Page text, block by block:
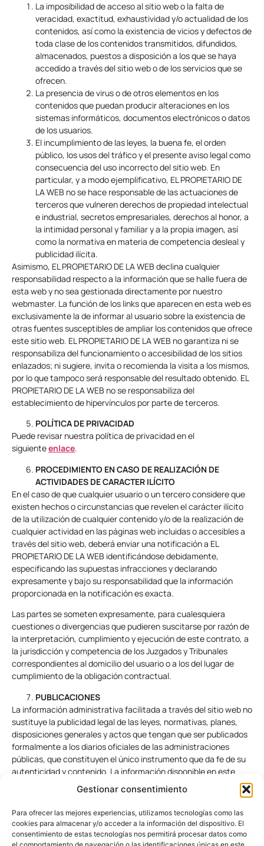
Gestionar consentimiento
Para ofrecer las mejores experiencias, utilizamos tecnologías como las
cookies para almacenar y/o acceder a la información del dispositivo. El
consentimiento de estas tecnologías nos permitirá procesar datos como
La imposibilidad de acceso al sitio web o la falta de
veracidad, exactitud, exhaustividad y/o actualidad de los
contenidos, así como la existencia de vicios y defectos de
toda clase de los contenidos transmitidos, difundidos,
almacenados, puestos a disposición a los que se haya
accedido a través del sitio web o de los servicios que se
ofrecen.
La presencia de virus o de otros elementos en los
contenidos que puedan producir alteraciones en los
sistemas informáticos, documentos electrónicos o datos
de los usuarios.
El incumplimiento de las leyes, la buena fe, el orden
público, los usos del tráfico y el presente aviso legal como
consecuencia del uso incorrecto del sitio web. En
particular, y a modo ejemplificativo, EL PROPIETARIO DE
LA WEB no se hace responsable de las actuaciones de
terceros que vulneren derechos de propiedad intelectual
e industrial, secretos empresariales, derechos al honor, a
la intimidad personal y familiar y a la propia imagen, así
como la normativa en materia de competencia desleal y
publicidad ilícita.
Asimismo, EL PROPIETARIO DE LA WEB declina cualquier
responsabilidad respecto a la información que se halle fuera de
esta web y no sea gestionada directamente por nuestro
webmaster. La función de los links que aparecen en esta web es
exclusivamente la de informar al usuario sobre la existencia de
otras fuentes susceptibles de ampliar los contenidos que ofrece
este sitio web. EL PROPIETARIO DE LA WEB no garantiza ni se
responsabiliza del funcionamiento o accesibilidad de los sitios
enlazados; ni sugiere, invita o recomienda la visita a los mismos,
por lo que tampoco será responsable del resultado obtenido. EL
PROPIETARIO DE LA WEB no se responsabiliza del
establecimiento de hipervínculos por parte de terceros.
POLÍTICA DE PRIVACIDAD
Puede revisar nuestra política de privacidad en el
siguienteenlace.
PROCEDIMIENTO EN CASO DE REALIZACIÓN DE
ACTIVIDADES DE CARACTER ILÍCITO
En el caso de que cualquier usuario o un tercero considere que
existen hechos o circunstancias que revelen el carácter ilícito
de la utilización de cualquier contenido y/o de la realización de
cualquier actividad en las páginas web incluidas o accesibles a
través del sitio web, deberá enviar una notificación a EL
PROPIETARIO DE LA WEB identificándose debidamente,
especificando las supuestas infracciones y declarando
expresamente y bajo su responsabilidad que la información
proporcionada en la notificación es exacta.
Las partes se someten expresamente, para cualesquiera
cuestiones o divergencias que pudieren suscitarse por razón de
la interpretación, cumplimiento y ejecución de este contrato, a
la jurisdicción y competencia de los Juzgados y Tribunales
correspondientes al domicilio del usuario o a los del lugar de
cumplimiento de la obligación contractual.
PUBLICACIONES
La información administrativa facilitada a través del sitio web no
sustituye la publicidad legal de las leyes, normativas, planes,
disposiciones generales y actos que tengan que ser publicados
formalmente a los diarios oficiales de las administraciones
públicas, que constituyen el único instrumento que da fe de su
autenticidad y contenido. La información disponible en este
sitio web debe entenderse como una guía sin propósito de